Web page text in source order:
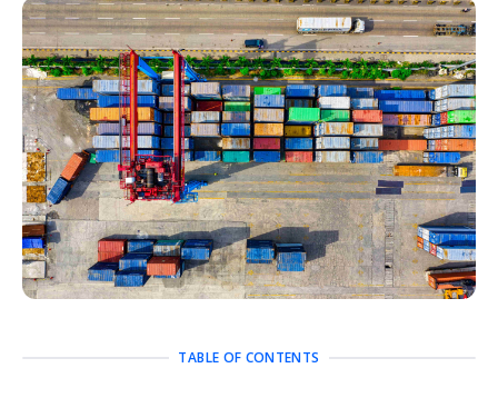
TABLE OF CONTENTS